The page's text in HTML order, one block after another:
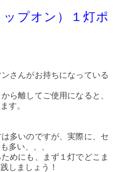
プオン）１灯ポ
がお持ちになっている
してご使用になると、
す。
のですが、実際に、セ
多い、、、
も、まず１灯でどこま
しましょう！